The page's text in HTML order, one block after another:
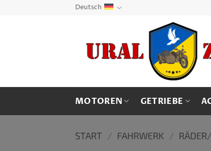
Deutsch
MOTOREN GETRIEBE
START / FAHRWERK /